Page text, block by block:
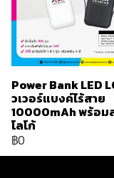
Power Bank LED
วเวอร์แบงค์ไร้สาย
10000mAh พร้อม
โลโก้
฿0